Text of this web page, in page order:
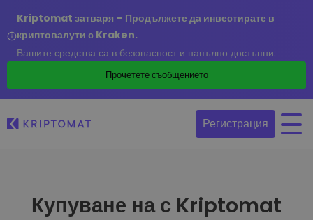
Kriptomat затваря – Продължете да инвестирате в
криптовалути с Kraken.
Вашите средства са в безопасност и напълно достъпни.
Прочетете съобщението
Регистрация
Купуване на с Kriptomat